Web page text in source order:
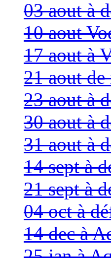
03 aout à
10 aout
17 aout à
21 aout
23 aout à
30 aout à
31 aout à
14 sept à
21 sept à
04 oct à
14 dec à